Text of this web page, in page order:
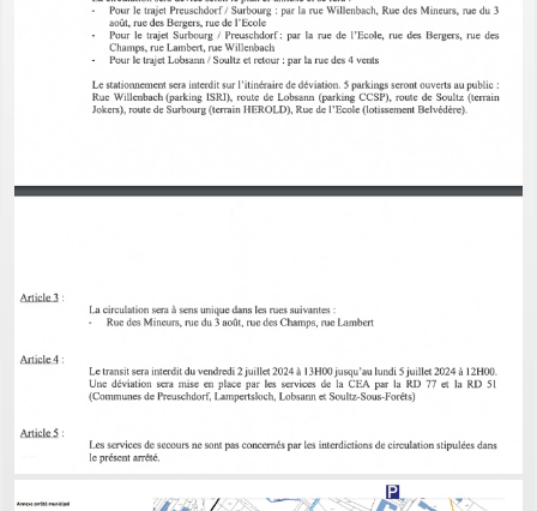
PERMIS DE CONSTRUIRE- DECLARATION PREALABLE
Depuis le 3 janvier 2022, vous pouvez profiter de lasaisine par
voie électronique (SVE)
d’autorisation d’urbanisme
(Permis de construire, d’aménager et de démolir, déclaration
préalable et certificat d’urbanisme) avec les mêmes garanties de